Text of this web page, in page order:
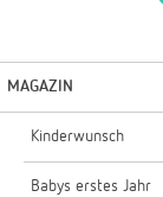
MAGAZIN
Kinderwunsch
Babys erstes Jahr